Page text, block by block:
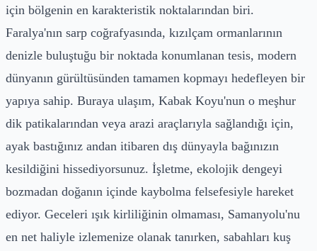
için bölgenin en karakteristik noktalarından biri.
Faralya'nın sarp coğrafyasında, kızılçam ormanlarının
denizle buluştuğu bir noktada konumlanan tesis, modern
dünyanın gürültüsünden tamamen kopmayı hedefleyen bir
yapıya sahip. Buraya ulaşım, Kabak Koyu'nun o meşhur
dik patikalarından veya arazi araçlarıyla sağlandığı için,
ayak bastığınız andan itibaren dış dünyayla bağınızın
kesildiğini hissediyorsunuz. İşletme, ekolojik dengeyi
bozmadan doğanın içinde kaybolma felsefesiyle hareket
ediyor. Geceleri ışık kirliliğinin olmaması, Samanyolu'nu
en net haliyle izlemenize olanak tanırken, sabahları kuş